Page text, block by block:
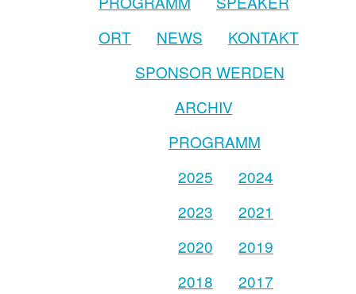
ORT
NEWS
KONTAKT
SPONSOR WERDEN
ARCHIV
PROGRAMM
2025
2024
2023
2021
2020
2019
2018
2017